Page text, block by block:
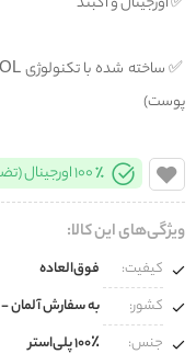
پوست)
100% اورجینال (تضمینی)
ویژگی‌های این کالا:
کیفیت:
فوق‌العاده
کشور:
به سفارش آلمان - Germany
جنس: